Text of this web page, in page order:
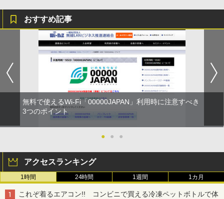
おすすめ記事
無料で使えるWi-Fi「00000JAPAN」利用時に注意すべき
3つのポイント
● ● ●
アクセスランキング
1時間 24時間 1週間 1カ月
これぞ着るエアコン!! コンビニで買える冷凍ペットボトルで体